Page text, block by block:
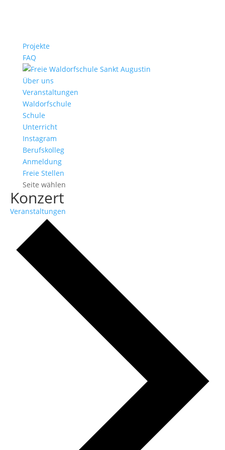
Projekte
FAQ
Über uns
Veranstaltungen
Waldorfschule
Schule
Unterricht
Instagram
Berufskolleg
Anmeldung
Freie Stellen
Seite wählen
Konzert
Veranstaltungen